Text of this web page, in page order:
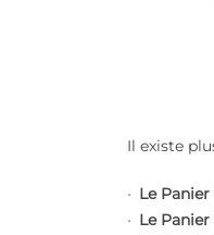
Il existe
Le
Le